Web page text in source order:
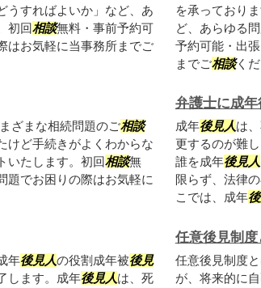
うすればよいか」など、あ
初回相談無料・事前予約可
はお気軽に当事務所までご
を承っており
ど、あらゆる
予約可能・出
までご相談くだ
ざまな相続問題のご相談
けど手続きがよくわからな
いたします。初回相談無
題でお困りの際はお気軽に
弁護士に成
成年後見人は
更するのが難
誰を成年後見人
限らず、法律
こでは、成年
年後見人の役割成年被後見
します。成年後見人は、死
任意後見制度
任意後見制度
が、将来的に